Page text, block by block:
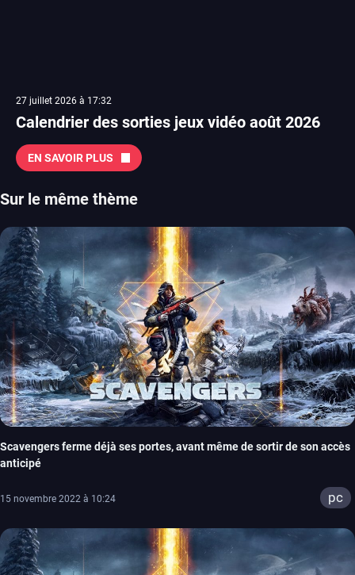
27 juillet 2026 à 17:32
Calendrier des sorties jeux vidéo août 2026
EN SAVOIR PLUS
Sur le même thème
Scavengers ferme déjà ses portes, avant même de sortir de son accès
anticipé
15 novembre 2022 à 10:24 pc